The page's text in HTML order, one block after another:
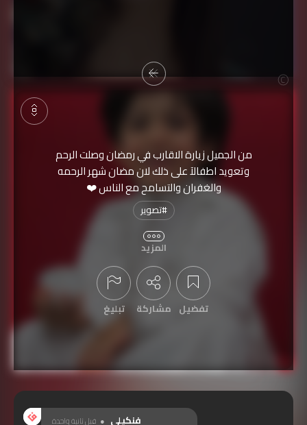
من الجميل زيارة الاقارب في رمضان وصلت الرحم
وتعويد اطفالآ على ذلك لان مضان شهر الرحمه
والغفران والتسامح مع الناس ❤️
#تصوير
نُشرت الفنكيلة بتاريخ
تمّت مشاهدتها
مشتركة بمسابقةروحانية رمضان بعدستك
المزيد
تفضيل مشاركة تبليغ
فنكيلي قبل ثانية واحدة